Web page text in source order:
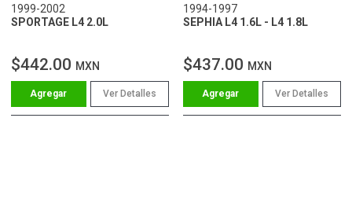
1999-2002
SPORTAGE L4 2.0L
$442.00 MXN
Ver Detalles
1994-1997
SEPHIA L4 1.6L - L4 1.8L
$437.00 MXN
Ver Detalles